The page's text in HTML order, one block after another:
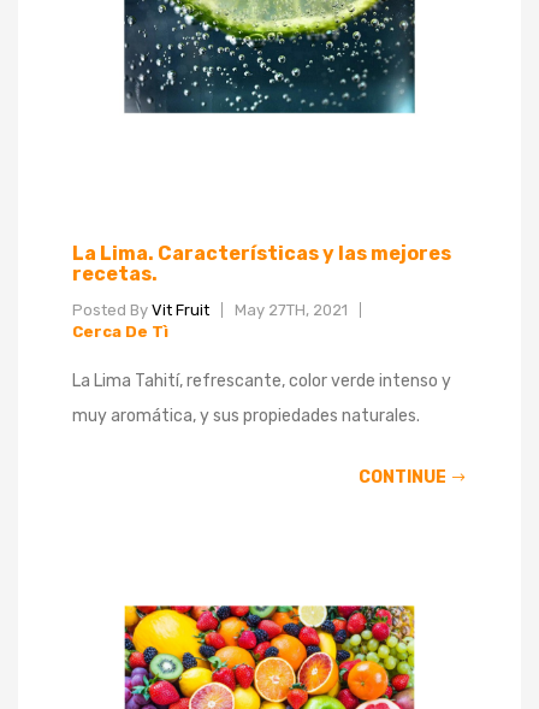
La Lima. Características y las mejores
recetas.
Posted By Vit Fruit
May 27TH, 2021
Cerca De Tì
La Lima Tahití, refrescante, color verde intenso y
muy aromática, y sus propiedades naturales.
CONTINUE